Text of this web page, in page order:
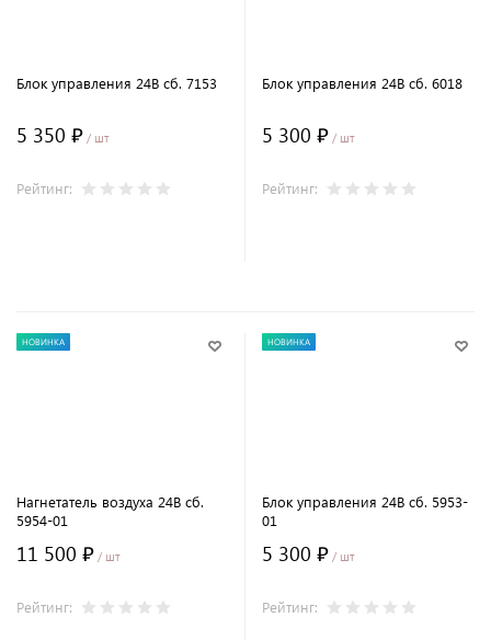
Блок управления 24В сб. 7153
5 350 ₽ / шт
Рейтинг:
Блок управления 24В сб. 6018
5 300 ₽ / шт
Рейтинг:
НОВИНКА
Нагнетатель воздуха 24В сб.
5954-01
11 500 ₽ / шт
Рейтинг:
НОВИНКА
Блок управления 24В сб. 5953-
01
5 300 ₽ / шт
Рейтинг: